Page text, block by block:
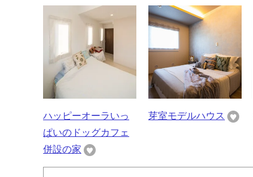
ハッピーオーラいっ
ぱいのドッグカフェ
併設の家
芽室モデルハウス